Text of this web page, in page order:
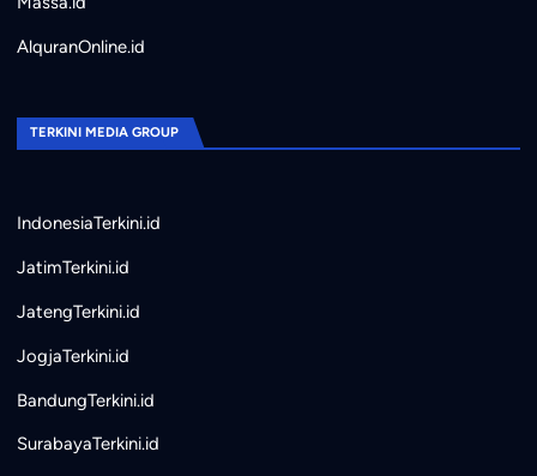
AlquranOnline.id
TERKINI MEDIA GROUP
IndonesiaTerkini.id
JatimTerkini.id
JatengTerkini.id
JogjaTerkini.id
BandungTerkini.id
SurabayaTerkini.id